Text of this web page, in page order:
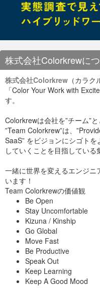
#sync-master-info=1 slave-
checksum=CRC32
verify-checksum=1 binlog-
株式会社Colorkrewに
株式会社Colorkrew （カラ
「Color Your Work with
す。
Colorkrewは会社を”チーム”と
”Team Colorkrew”は、
SaaS” をビジョンにシゴト
していくことを目指している
一緒に世界を変えるエンジ
います！
Team Colorkrewの価値観
Be Open
Stay Uncomfortable
Kizuna / Kinship
Go Global
Move Fast
Be Productive
Speak Out
Keep Learning
Keep A Good Mood